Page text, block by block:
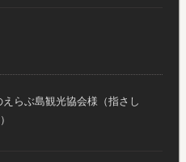
らぶ島観光協会様（指さし